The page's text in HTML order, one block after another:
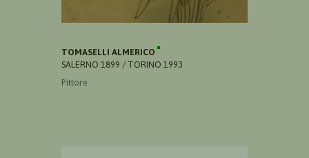
TOMASELLI ALMERICO
SALERNO 1899 / TORINO 1993
Pittore